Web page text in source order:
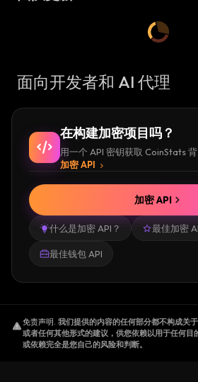
面向开发者和 AI 代理
在构建加密项目吗？
用一个 API 密钥获取 CoinStats 背
加密 API
什么是加密 API？ 最佳加密
最佳钱包 API
加密 API
免责声明. 我们提供的内容的任何部分都不构成关
或者任何其他形式的建议，供您依赖以用于任何目
或依赖完全是您自己的风险和判断。